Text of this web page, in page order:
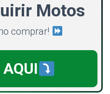
Motos
comprar!